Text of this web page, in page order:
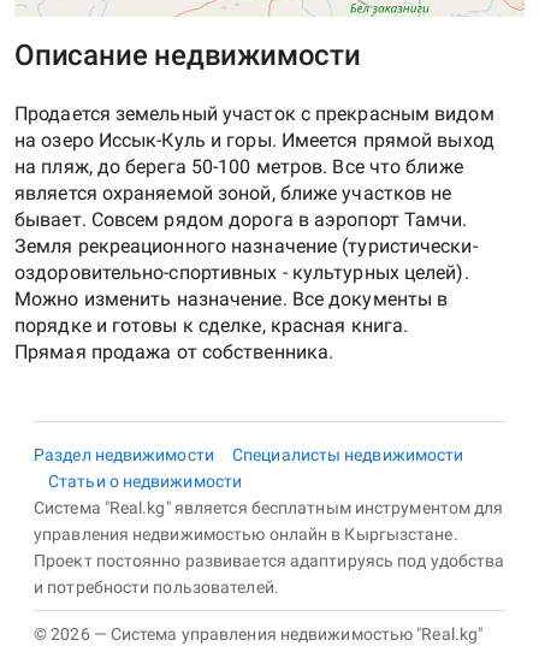
Описание недвижимости
Продается земельный участок с прекрасным видом
на озеро Иссык-Куль и горы. Имеется прямой выход
на пляж, до берега 50-100 метров. Все что ближе
является охраняемой зоной, ближе участков не
бывает. Совсем рядом дорога в аэропорт Тамчи.
Земля рекреационного назначение (туристически-
оздоровительно-спортивных - культурных целей).
Можно изменить назначение. Все документы в
порядке и готовы к сделке, красная книга.
Раздел недвижимости
Специалисты недвижимости
Статьи о недвижимости
Система "Real.kg" является бесплатным инструментом для
управления недвижимостью онлайн в Кыргызстане.
Проект постоянно развивается адаптируясь под удобства
и потребности пользователей.
© 2026 — Система управления недвижимостью "Real.kg"